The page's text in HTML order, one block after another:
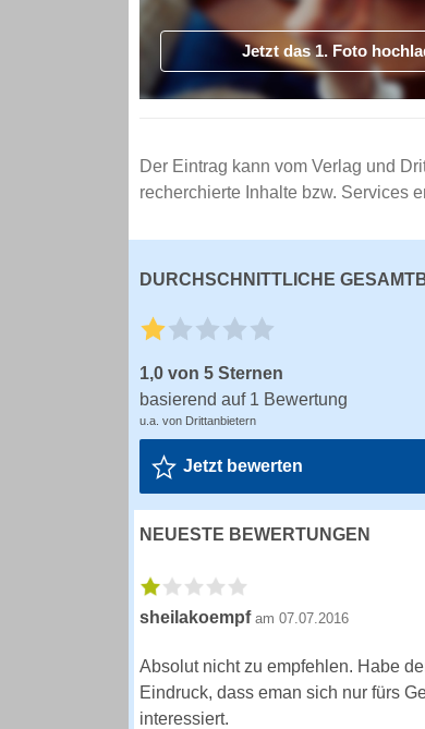
Jetzt das 1. Foto
Der Eintrag kann vom Verlag und
recherchierte Inhalte bzw. Services
DURCHSCHNITTLICHE
1,0 von 5 Sternen
basierend auf 1 Bewertung
u.a. von Drittanbietern
Jetzt bewerten
NEUESTE BEWERTUNGEN
sheilakoempfam 07.07.2016
Absolut nicht zu empfehlen. Habe
Eindruck, dass eman sich nur fürs
interessiert.